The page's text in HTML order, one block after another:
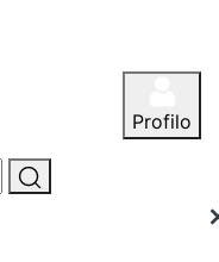
Profilo